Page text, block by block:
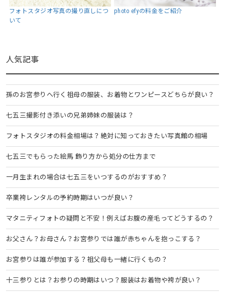
フォトスタジオ写真の撮り直しにつ
いて
photo efyの料金をご紹介
人気記事
孫のお宮参りへ行く祖母の服装、お着物とワンピースどちらが良い？
七五三撮影付き添いの兄弟姉妹の服装は？
フォトスタジオの料金相場は？絶対に知っておきたい写真館の相場
七五三でもらった絵馬 飾り方から処分の仕方まで
一月生まれの場合は七五三をいつするのがおすすめ？
卒業袴レンタルの予約時期はいつが良い？
マタニティフォトの疑問と不安！例えばお腹の産毛ってどうするの？
お父さん？お母さん？お宮参りでは誰が赤ちゃんを抱っこする？
お宮参りは誰が参加する？祖父母も一緒に行くもの？
十三参りとは？お参りの時期はいつ？服装はお着物や袴が良い？